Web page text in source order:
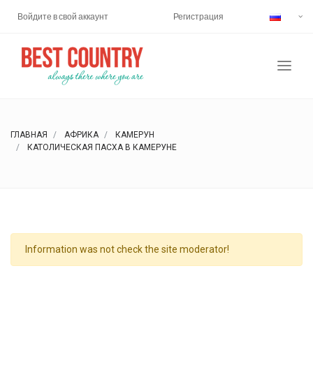
Войдите в свой аккаунт Регистрация
ГЛАВНАЯ АФРИКА
КАМЕРУН
КАТОЛИЧЕСКАЯ ПАСХА В КАМЕРУНЕ
Information was not check the site moderator!